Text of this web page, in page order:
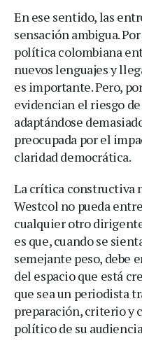
En ese sentido, las
sensación ambigua.
política colombiana
nuevos lenguajes y
es importante. Pero,
evidencian el riesgo
adaptándose
preocupada por el
claridad democrática.
La crítica constructiva
Westcol no pueda
cualquier otro
es que, cuando se
semejante peso, debe
del espacio que está
que sea un periodista
preparación, criterio y
político de su